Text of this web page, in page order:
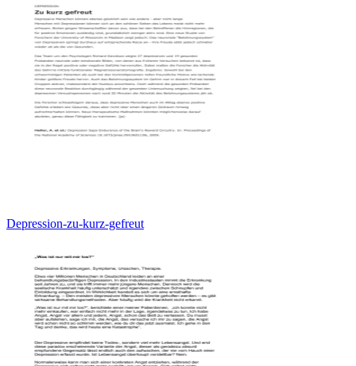
Depression-zu-kurz-gefreut